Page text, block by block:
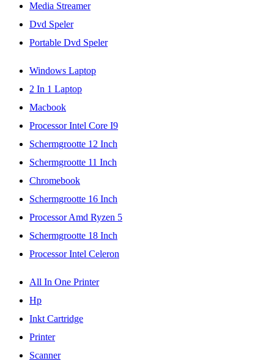
Media Streamer
Dvd Speler
Portable Dvd Speler
Windows Laptop
2 In 1 Laptop
Macbook
Processor Intel Core I9
Schermgrootte 12 Inch
Schermgrootte 11 Inch
Chromebook
Schermgrootte 16 Inch
Processor Amd Ryzen 5
Schermgrootte 18 Inch
Processor Intel Celeron
All In One Printer
Hp
Inkt Cartridge
Printer
Scanner